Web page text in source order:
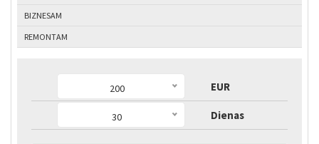
BIZNESAM
REMONTAM
200 EUR
30
5
Dienas